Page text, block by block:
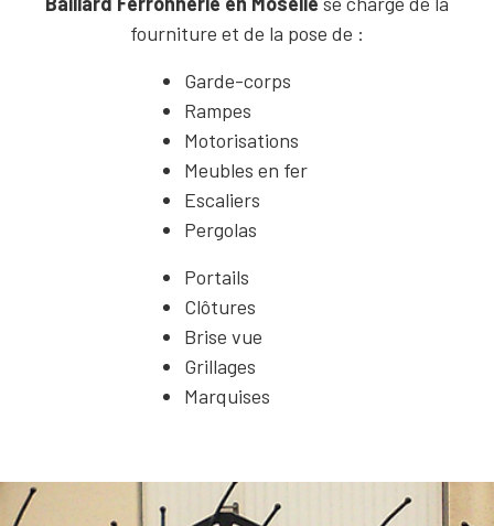
fourniture et de la pose de :
Garde-corps
Rampes
Motorisations
Meubles en fer
Escaliers
Pergolas
Portails
Clôtures
Brise vue
Grillages
Marquises